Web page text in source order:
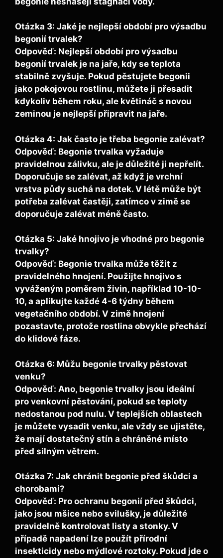
Otázka 3: Jaké je nejlepší období pro výsadbu
begonií trvalek?
Odpověď: Nejlepší období pro výsadbu
begonií trvalek je na jaře, kdy se teplota
stabilně zvyšuje. Pokud pěstujete begonii
jako pokojovou rostlinu, můžete ji přesadit
kdykoliv během roku, ale květináč s novou
zeminou je nejlepší připravit na jaře.
Otázka 4: Jak často je třeba begonie zalévat?
Odpověď: Begonie trvalka vyžaduje
pravidelnou zálivku, ale je důležité ji nepřelít.
Doporučuje se zalévat, až když je vrchní
vrstva půdy suchá na dotek. V létě může být
potřeba zalévat častěji, zatímco v zimě se
doporučuje zalévat méně často.
Otázka 5: Jaké hnojivo je vhodné pro begonie
trvalky?
Odpověď: Begonie trvalka může těžit z
pravidelného hnojení. Použijte hnojivo s
vyváženým poměrem živin, například 10-10-
10, a aplikujte každé 4-6 týdny během
vegetačního období. V zimě hnojení
pozastavte, protože rostlina obvykle přechází
do klidové fáze.
Otázka 6: Můžu begonie trvalky pěstovat
venku?
Odpověď: Ano, begonie trvalky jsou ideální
pro venkovní pěstování, pokud se teploty
nedostanou pod nulu. V teplejších oblastech
je můžete vysadit venku, ale vždy se ujistěte,
že mají dostatečný stín a chráněné místo
před silným větrem.
Otázka 7: Jak chránit begonie před škůdci a
chorobami?
Odpověď: Pro ochranu begonií před škůdci,
jako jsou mšice nebo svilušky, je důležité
pravidelně kontrolovat listy a stonky. V
případě napadení lze použít přírodní
insekticidy nebo mýdlové roztoky. Pokud jde o